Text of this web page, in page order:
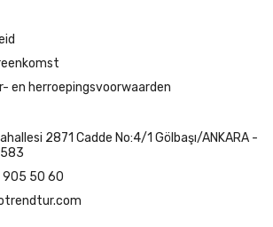
en herroepingsvoorwaarden
2871 Cadde No:4/1 Gölbaşı/ANKARA -
905 50 60